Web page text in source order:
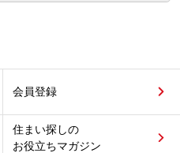
会員登録
住まい探しの
お役立ちマガジン